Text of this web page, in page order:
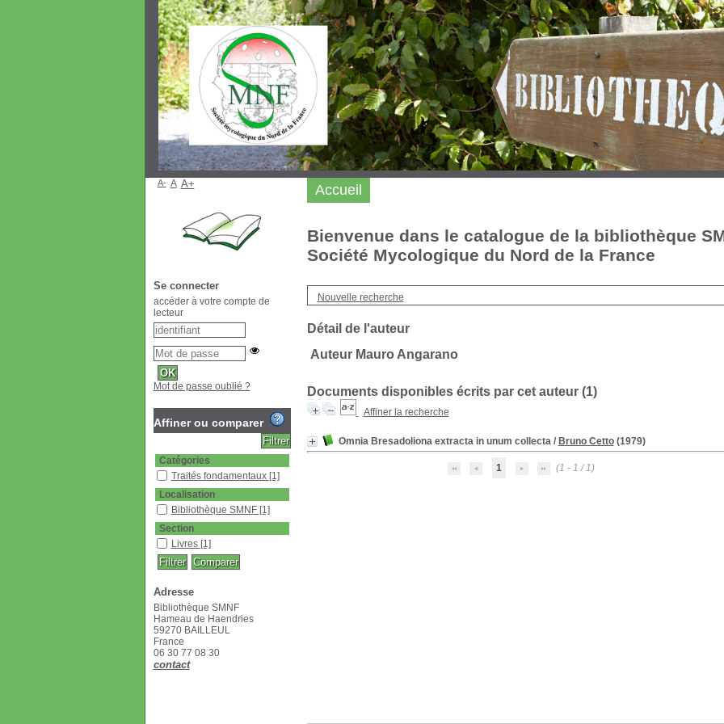
Bienvenue dans le catalogue de la bibliothèque
Société Mycologique du Nord de la France
Nouvelle recherche
Détail de l'auteur
Auteur Mauro Angarano
Documents disponibles écrits par cet auteur (1)
Affiner la recherche
Omnia Bresadoliona extracta in unum collecta/ Bruno Cetto(1979)
1 (1 - 1 / 1)
Accueil
A- A A+
Se connecter
accéder à votre compte de
lecteur
Mot de passe oublié ?
Affiner ou comparer
Catégories
Traités fondamentaux [1]
Localisation
Bibliothèque SMNF [1]
Section
Livres [1]
Adresse
Bibliothèque SMNF
Hameau de Haendries
59270 BAILLEUL
France
06 30 77 08 30
contact